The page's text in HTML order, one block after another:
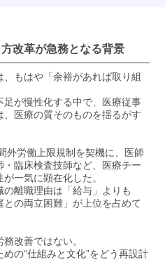
改革が急務となる背景
もはや「余裕があれば取り組
が慢性化する中で、医療従事
医療の質そのものを揺るがす
外労働上限規制を契機に、医師
臨床検査技師など、医療チー
一気に顕在化した。
離職理由は「給与」よりも
との両立困難」が上位を占めて
改善ではない。
の“仕組みと文化”をどう再設計